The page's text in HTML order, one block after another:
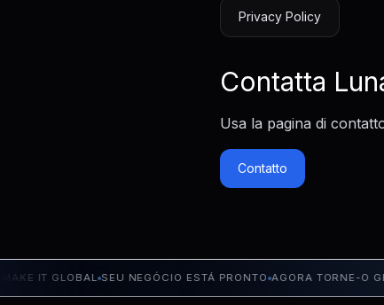
Privacy Policy
Contatta
Usa la pagina di
Contatto
IT GLOBAL SEU NEGÓCIO ESTÁ PRONTO AGORA TORNE-O